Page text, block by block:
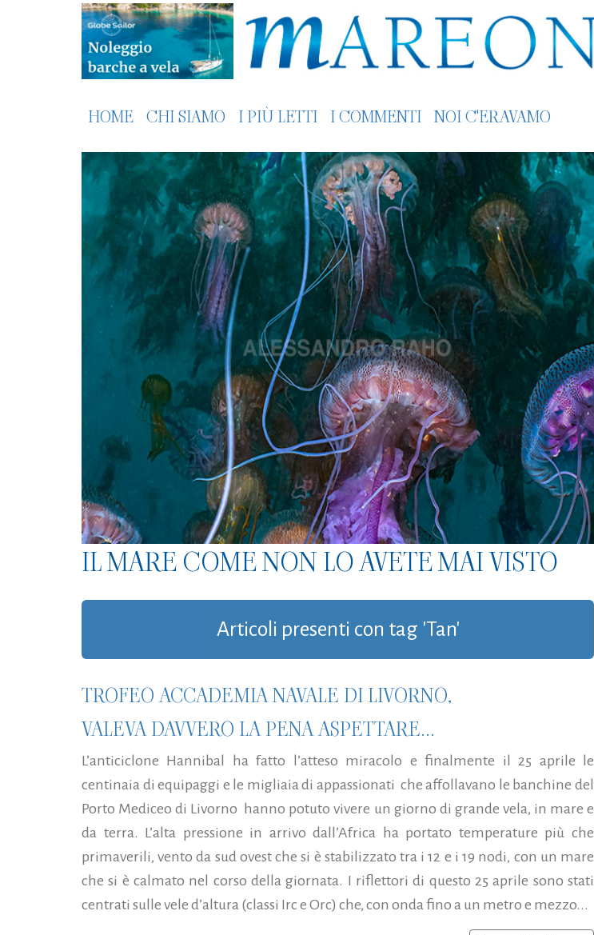
HOME CHI SIAMO I PIÙ LETTI I COMMENTI NOI C'ERAVAMO
IL MARE COME NON LO AVETE MAI VISTO
Articoli presenti con tag 'Tan'
TROFEO ACCADEMIA NAVALE DI LIVORNO,
VALEVA DAVVERO LA PENA ASPETTARE...
L’anticiclone Hannibal ha fatto l’atteso miracolo e finalmente il 25 aprile le
centinaia di equipaggi e le migliaia di appassionati che affollavano le banchine del
Porto Mediceo di Livorno hanno potuto vivere un giorno di grande vela, in mare e
da terra. L’alta pressione in arrivo dall’Africa ha portato temperature più che
primaverili, vento da sud ovest che si è stabilizzato tra i 12 e i 19 nodi, con un mare
che si è calmato nel corso della giornata. I riflettori di questo 25 aprile sono stati
centrati sulle vele d’altura (classi Irc e Orc) che, con onda fino a un metro e mezzo...